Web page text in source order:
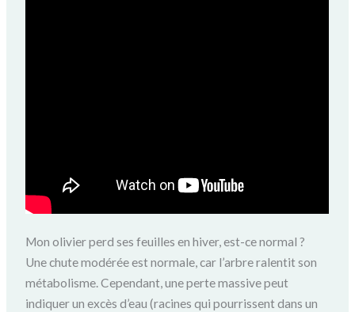
Mon olivier perd ses feuilles en hiver, est-ce normal ?
Une chute modérée est normale, car l’arbre ralentit son
métabolisme. Cependant, une perte massive peut
indiquer un excès d’eau (racines qui pourrissent dans un